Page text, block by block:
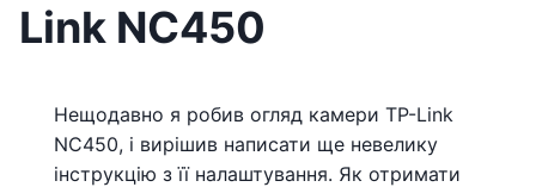
Link NC450
Нещодавно я робив огляд камери TP-Link
NC450, і вирішив написати ще невелику
інструкцію з її налаштування. Як отримати